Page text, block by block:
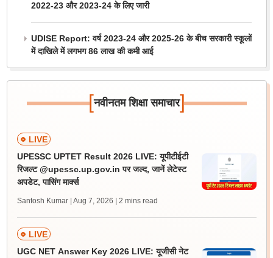
2022-23 और 2023-24 के लिए जारी
UDISE Report: वर्ष 2023-24 और 2025-26 के बीच सरकारी स्कूलों
में दाखिले में लगभग 86 लाख की कमी आई
[नवीनतम शिक्षा समाचार]
LIVE
UPESSC UPTET Result 2026 LIVE: यूपीटीईटी
रिजल्ट @upessc.up.gov.in पर जल्द, जानें लेटेस्ट
अपडेट, पासिंग मार्क्स
Santosh Kumar | Aug 7, 2026 | 2 mins read
LIVE
UGC NET Answer Key 2026 LIVE: यूजीसी नेट